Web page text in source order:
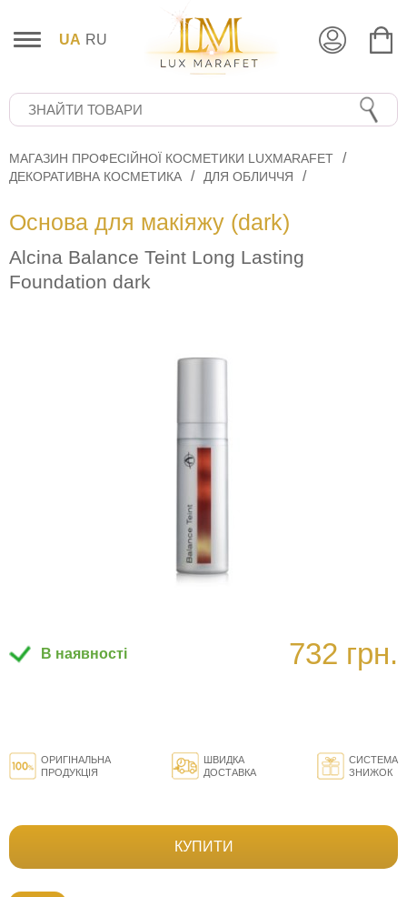
UA RU
МАГАЗИН ПРОФЕСІЙНОЇ КОСМЕТИКИ LUXMARAFET
ДЕКОРАТИВНА КОСМЕТИКА
ДЛЯ ОБЛИЧЧЯ
Основа для макіяжу (dark)
Alcina Balance Teint Long Lasting
Foundation dark
В наявності 732 грн.
ОРИГІНАЛЬНА
ПРОДУКЦІЯ
ШВИДКА
ДОСТАВКА
СИСТЕМА
ЗНИЖОК
КУПИТИ